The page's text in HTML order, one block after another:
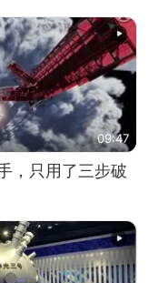
09:47
，只用了三步破